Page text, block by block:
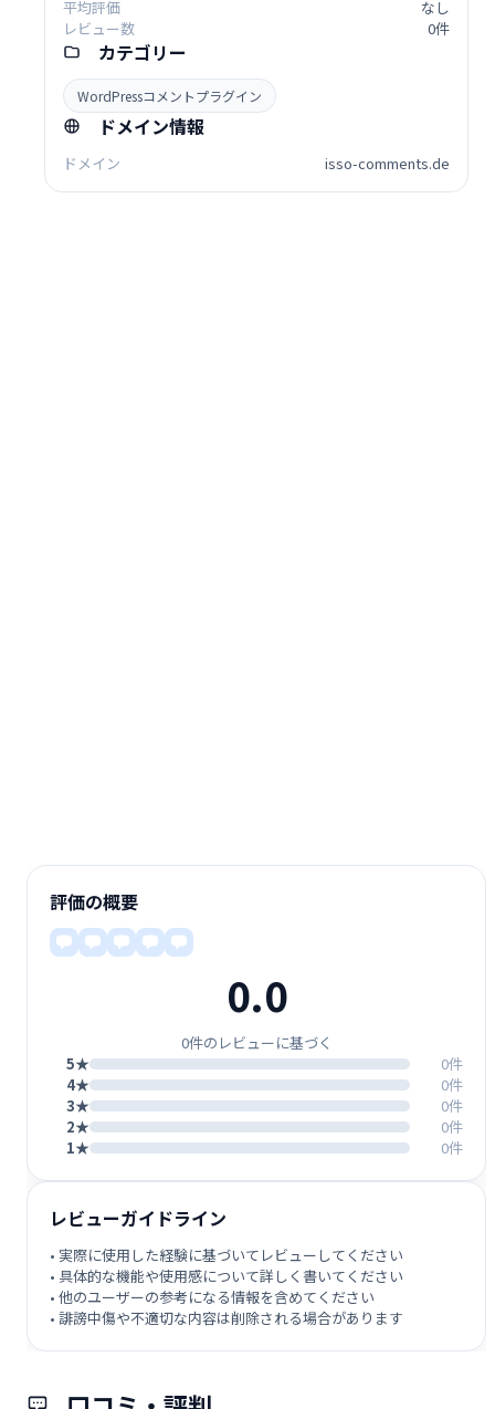
平均評価
なし
レビュー数
0件
カテゴリー
WordPressコメントプラグイン
ドメイン情報
ドメイン isso-comments.de
評価の概要
0.0
0件のレビューに基づく
5★
0件
4★
0件
3★
0件
2★
0件
1★
0件
レビューガイドライン
• 実際に使用した経験に基づいてレビューしてください
• 具体的な機能や使用感について詳しく書いてください
• 他のユーザーの参考になる情報を含めてください
• 誹謗中傷や不適切な内容は削除される場合があります